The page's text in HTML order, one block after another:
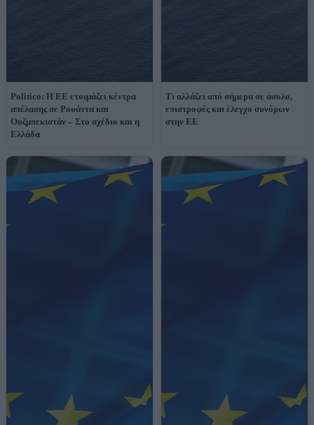
Politico: Η ΕΕ ετοιμάζει κέντρα
απέλασης σε Ρουάντα και
Ουζμπεκιστάν – Στο σχέδιο και η
Ελλάδα
Τι αλλάζει από σήμερα σε άσυλο,
επιστροφές και έλεγχο συνόρων
στην ΕΕ